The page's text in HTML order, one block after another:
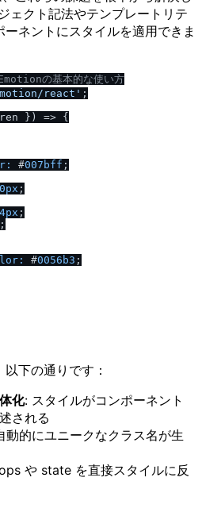
ェクト記法やテンプレートリテ
ネントにスタイルを適用できま
の基本的な使い方
/ react' ;
} ) => {
#007bff ;
;
4px ;
;
#0056b3 ;
下の通りです：
化: スタイルがコンポーネント
される
動的にユニークなクラス名が生
や state を直接スタイルに反